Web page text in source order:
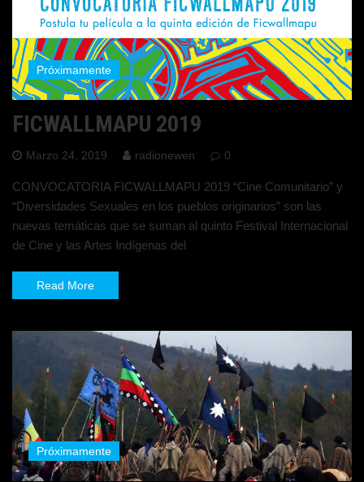
Próximamente
FICWALLMAPU 2019
Marzo 24, 2019 radionewen 0
CONVOCATORIA FICWALLMAPU 2019 “Cine Comunitario” y
“Diversidades Sexuales en los pueblos originarios” son las
nuevas temáticas que se suman al quinto Festival Internacional
de Cine y las Artes Indígenas del
Read More
Próximamente